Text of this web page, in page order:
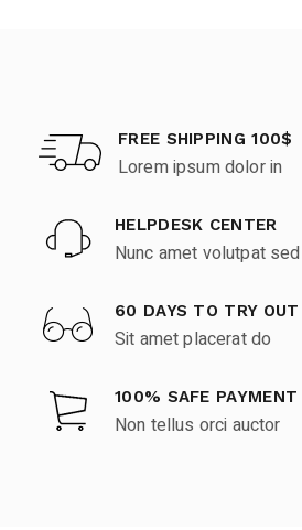
FREE SHIPPING 100$
Lorem ipsum dolor in
HELPDESK CENTER
Nunc amet volutpat sed
60 DAYS TO TRY OUT
Sit amet placerat do
100% SAFE PAYMENT
Non tellus orci auctor